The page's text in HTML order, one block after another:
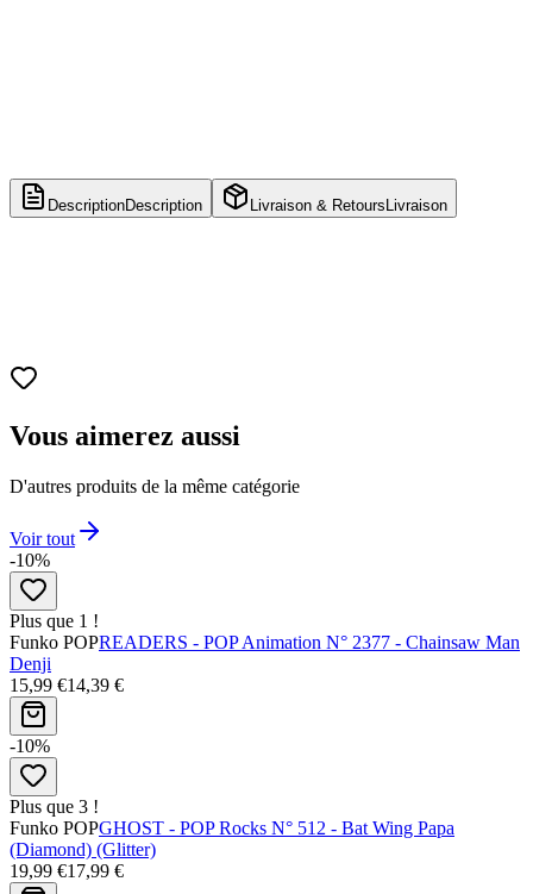
DescriptionDescription Livraison & Retours Livraison
Vous aimerez aussi
D'autres produits de la même catégorie
Voir tout
-10%
Plus que 1 !
Funko POPREADERS - POP Animation N° 2377 - Chainsaw Man
Denji
15,99 €14,39 €
-10%
Plus que 3 !
Funko POPGHOST - POP Rocks N° 512 - Bat Wing Papa
(Diamond) (Glitter)
19,99 €17,99 €